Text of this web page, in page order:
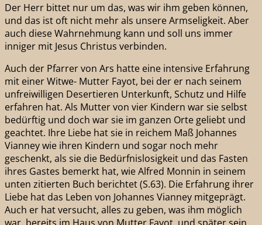
Der Herr bittet nur um das, was wir ihm geben können,
und das ist oft nicht mehr als unsere Armseligkeit. Aber
auch diese Wahrnehmung kann und soll uns immer
inniger mit Jesus Christus verbinden.
Auch der Pfarrer von Ars hatte eine intensive Erfahrung
mit einer Witwe- Mutter Fayot, bei der er nach seinem
unfreiwilligen Desertieren Unterkunft, Schutz und Hilfe
erfahren hat. Als Mutter von vier Kindern war sie selbst
bedürftig und doch war sie im ganzen Orte geliebt und
geachtet. Ihre Liebe hat sie in reichem Maß Johannes
Vianney wie ihren Kindern und sogar noch mehr
geschenkt, als sie die Bedürfnislosigkeit und das Fasten
ihres Gastes bemerkt hat, wie Alfred Monnin in seinem
unten zitierten Buch berichtet (S.63). Die Erfahrung ihrer
Liebe hat das Leben von Johannes Vianney mitgeprägt.
Auch er hat versucht, alles zu geben, was ihm möglich
war, bereits im Haus von Mutter Fayot und später sein